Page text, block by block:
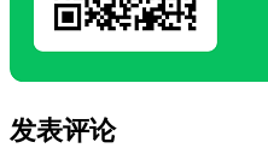
发表评论